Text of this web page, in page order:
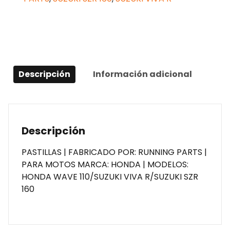
Descripción Información adicional
Descripción
PASTILLAS | FABRICADO POR: RUNNING PARTS |
PARA MOTOS MARCA: HONDA | MODELOS:
HONDA WAVE 110/SUZUKI VIVA R/SUZUKI SZR
160